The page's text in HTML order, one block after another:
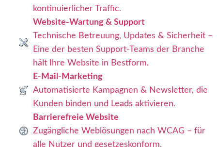
kontinuierlicher Traffic.
Website-Wartung & Support
Technische Betreuung, Updates & Sicherheit –
Eine der besten Support-Teams der Branche
hält Ihre Website in Bestform.
E-Mail-Marketing
Automatisierte Kampagnen & Newsletter, die
Kunden binden und Leads aktivieren.
Barrierefreie Website
Zugängliche Weblösungen nach WCAG – für
alle Nutzer und gesetzeskonform.